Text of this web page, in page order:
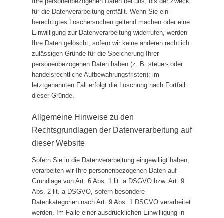
für die Datenverarbeitung entfällt. Wenn Sie ein
berechtigtes Löschersuchen geltend machen oder eine
Einwilligung zur Datenverarbeitung widerrufen, werden
Ihre Daten gelöscht, sofern wir keine anderen rechtlich
zulässigen Gründe für die Speicherung Ihrer
personenbezogenen Daten haben (z. B. steuer- oder
handelsrechtliche Aufbewahrungsfristen); im
letztgenannten Fall erfolgt die Löschung nach Fortfall
dieser Gründe.
Allgemeine Hinweise zu den
Rechtsgrundlagen der Datenverarbeitung auf
dieser Website
Sofern Sie in die Datenverarbeitung eingewilligt haben,
verarbeiten wir Ihre personenbezogenen Daten auf
Grundlage von Art. 6 Abs. 1 lit. a DSGVO bzw. Art. 9
Abs. 2 lit. a DSGVO, sofern besondere
Datenkategorien nach Art. 9 Abs. 1 DSGVO verarbeitet
werden. Im Falle einer ausdrücklichen Einwilligung in